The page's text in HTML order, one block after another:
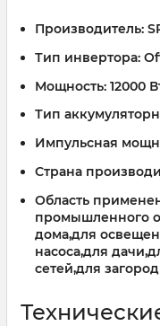
Производитель:
Тип инвертора:
Мощность: 12000
Тип
Импульсная
Страна
Область
промышленного
дома,для
насоса,для
сетей,для